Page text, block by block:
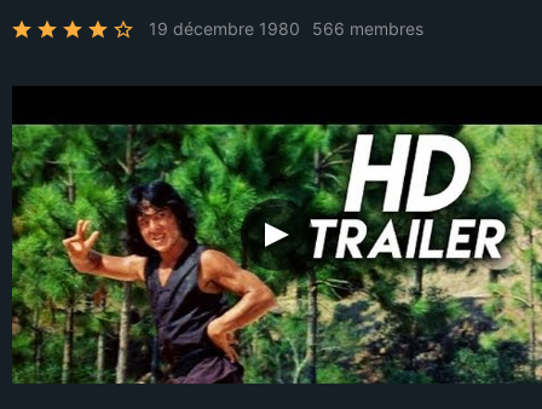
19 décembre 1980 566 membres